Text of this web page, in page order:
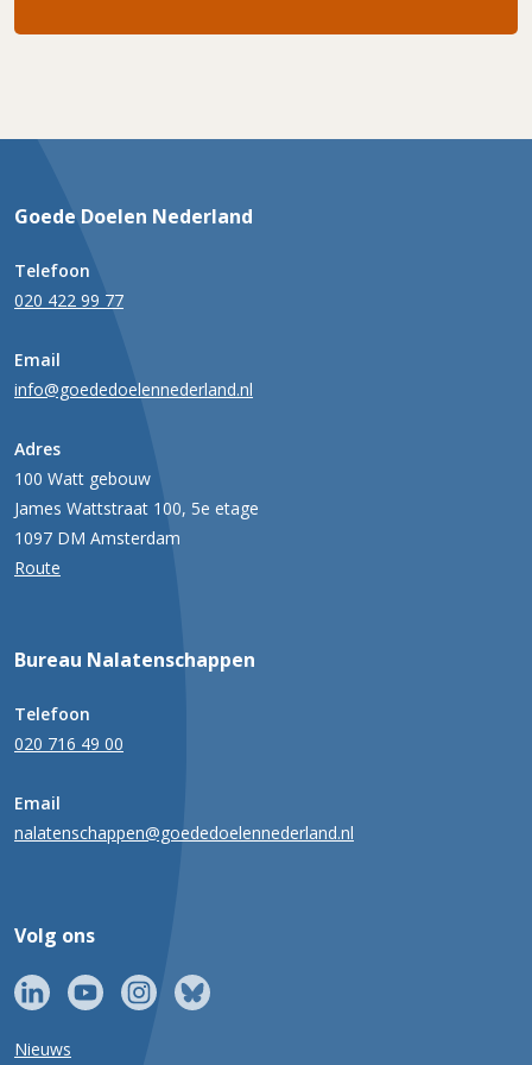
Goede Doelen Nederland
Telefoon
020 422 99 77
Email
info@goededoelennederland.nl
Adres
100 Watt gebouw
James Wattstraat 100, 5e etage
1097 DM Amsterdam
Route
Bureau Nalatenschappen
Telefoon
020 716 49 00
Email
nalatenschappen@goededoelennederland.nl
Volg ons
Nieuws